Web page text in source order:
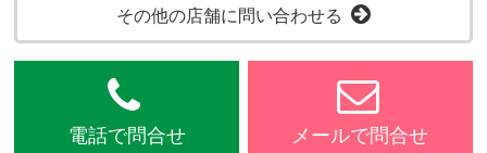
その他の店舗に問い合わせる
電話で問合せ メールで問合せ